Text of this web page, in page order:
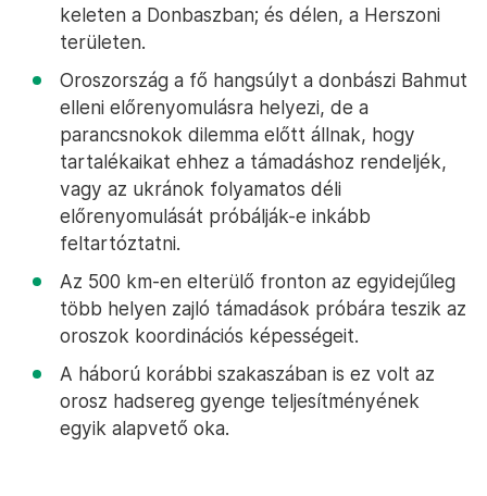
keleten a Donbaszban; és délen, a Herszoni
területen.
Oroszország a fő hangsúlyt a donbászi Bahmut
elleni előrenyomulásra helyezi, de a
parancsnokok dilemma előtt állnak, hogy
tartalékaikat ehhez a támadáshoz rendeljék,
vagy az ukránok folyamatos déli
előrenyomulását próbálják-e inkább
feltartóztatni.
Az 500 km-en elterülő fronton az egyidejűleg
több helyen zajló támadások próbára teszik az
oroszok koordinációs képességeit.
A háború korábbi szakaszában is ez volt az
orosz hadsereg gyenge teljesítményének
egyik alapvető oka.